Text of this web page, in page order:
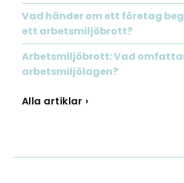
Vad händer om ett företag
ett arbetsmiljöbrott?
Arbetsmiljöbrott: Vad
arbetsmiljölagen?
Alla artiklar ›